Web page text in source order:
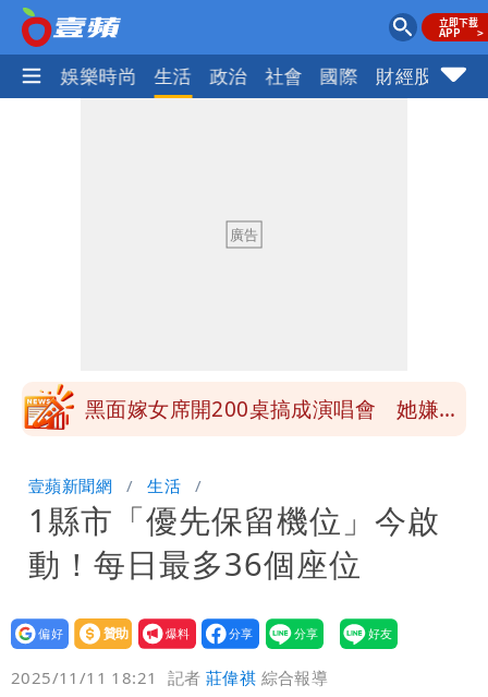
熱門 娛樂時尚 生活 政治 社會 國際 財經股市
離核戰更近？美軍擬鬆綁川普動用戰術性
他崩潰喊完蛋
黑面嫁女席開200桌搞成演唱會 她嫌高
台北山區升級「大豪雨」！基隆北海岸逢
大潮 恐海水倒灌
澎湖13兒女擠住10坪屋 媽帶補助款離
家！縣府出手了
經紀人強吻女藝人「我又沒伸舌頭」 連
法官都怒了：相當噁心
桃園復興宣布今停班課！全台放假情形一
壹蘋新聞網 生活
1縣市「優先保留機位」今啟
動！每日最多36個座位
設為
贊助
我要
爆料
2025/11/11 18:21 記者莊偉祺 綜合報導